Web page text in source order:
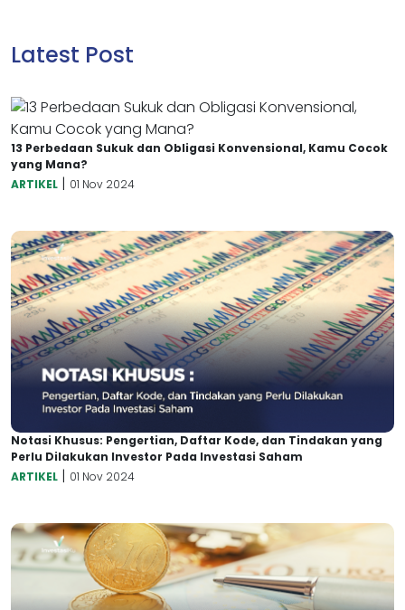
Latest Post
13 Perbedaan Sukuk dan Obligasi Konvensional, Kamu Cocok
yang Mana?
ARTIKEL | 01 Nov 2024
Notasi Khusus: Pengertian, Daftar Kode, dan Tindakan yang
Perlu Dilakukan Investor Pada Investasi Saham
ARTIKEL | 01 Nov 2024